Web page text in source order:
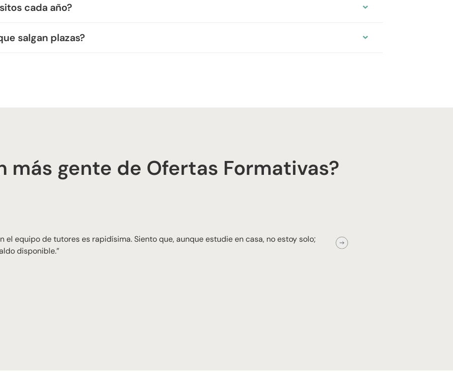
cada año?
salgan plazas?
más gente de Ofertas Formativas?
el equipo de tutores es rapidísima. Siento que, aunque estudie en casa, no estoy solo;
disponible.”